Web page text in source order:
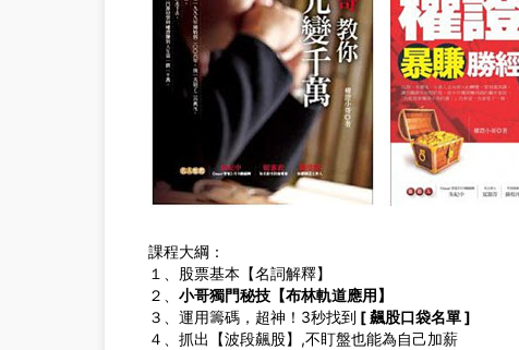
課程大綱：
１、股票基本【名詞解釋】
２、 小哥獨門秘技【布林軌道應用】
３、運用籌碼，超神！3秒找到 [ 飆股口袋名單 ]
４、抓出【波段飆股】,不盯盤也能為自己加薪